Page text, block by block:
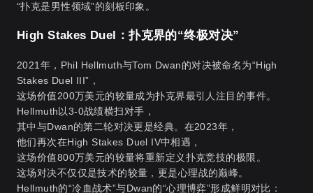
“扑克是男性领域”的刻板印象。
High Stakes Duel：扑克界的“终极对决”
2021年，Phil Hellmuth与Tom Dwan的对决被命名为“High
Stakes Duel III”，
这场价值200万美元的较量成为扑克界最引人注目的事件。
Hellmuth以3-0战绩横扫对手，
其中与Dwan的第二轮对决更是经典。在2023年，
他们再次在High Stakes Duel IV中相遇，
这场价值800万美元的较量将重新定义扑克竞技的极限。
这场对决不仅仅是技术的较量，更是心理战的巅峰。
Hellmuth的“冷血战术”与Dwan的“心理博弈”形成鲜明对比：